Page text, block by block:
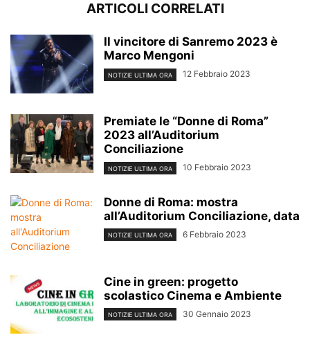
ARTICOLI CORRELATI
Il vincitore di Sanremo 2023 è
Marco Mengoni
NOTIZIE ULTIMA ORA 12 Febbraio 2023
Premiate le “Donne di Roma”
2023 all’Auditorium
Conciliazione
NOTIZIE ULTIMA ORA 10 Febbraio 2023
Donne di Roma: mostra
all’Auditorium Conciliazione, data
NOTIZIE ULTIMA ORA 6 Febbraio 2023
Cine in green: progetto
scolastico Cinema e Ambiente
NOTIZIE ULTIMA ORA 30 Gennaio 2023